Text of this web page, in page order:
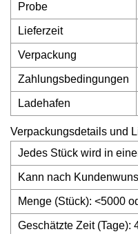
Probe
Lieferzeit
Verpackung
Zahlungsbedingungen
Ladehafen
Verpackungsdetails und
Jedes Stück wird in
Kann nach
Menge (Stück): <5000
Geschätzte Zeit (Tage):